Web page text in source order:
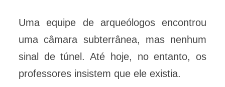
Uma equipe de arqueólogos encontrou
uma câmara subterrânea, mas nenhum
sinal de túnel. Até hoje, no entanto, os
professores insistem que ele existia.